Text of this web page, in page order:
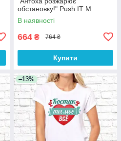
обстановку!" Push IT M
В наявності
664 ₴ 764 ₴
Купити
–13%